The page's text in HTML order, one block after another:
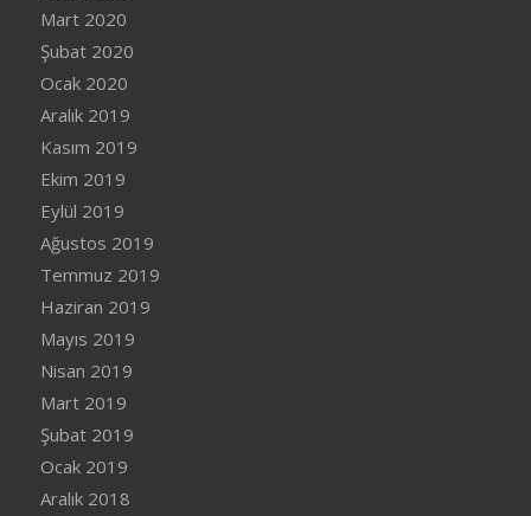
Mart 2020
Şubat 2020
Ocak 2020
Aralık 2019
Kasım 2019
Ekim 2019
Eylül 2019
Ağustos 2019
Temmuz 2019
Haziran 2019
Mayıs 2019
Nisan 2019
Mart 2019
Şubat 2019
Ocak 2019
Aralık 2018